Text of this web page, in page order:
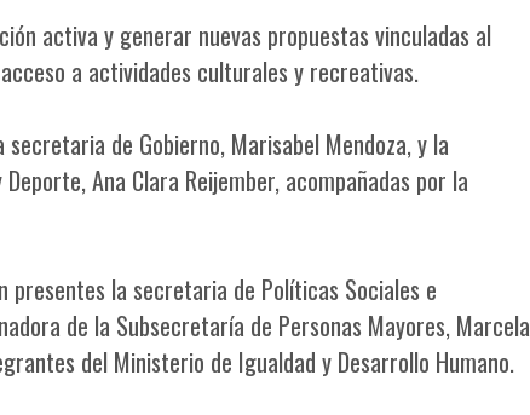
activa y generar nuevas propuestas vinculadas al
a actividades culturales y recreativas.
de Gobierno, Marisabel Mendoza, y la
Ana Clara Reijember, acompañadas por la
la secretaria de Políticas Sociales e
de la Subsecretaría de Personas Mayores, Marcela
del Ministerio de Igualdad y Desarrollo Humano.